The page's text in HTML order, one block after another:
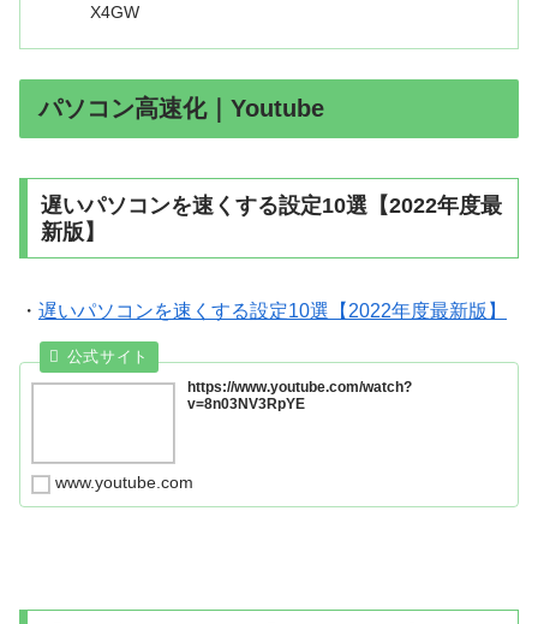
X4GW
パソコン高速化｜Youtube
遅いパソコンを速くする設定10選【2022年度最
新版】
・ 遅いパソコンを速くする設定10選【2022年度最新版】
https://www.youtube.com/watch?
v=8n03NV3RpYE
www.youtube.com